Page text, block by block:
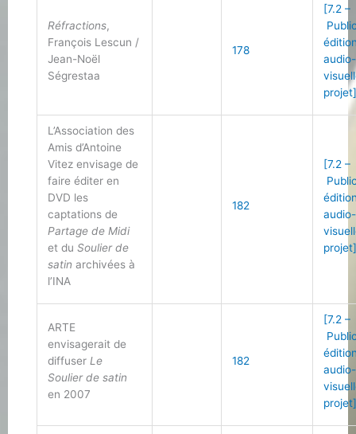
Réfractions,
François Lescun /
Jean-Noël
Ségrestaa
178
[7.2 –
audio-
L’Association des
Amis d’Antoine
Vitez envisage de
faire éditer en
DVD les
captations de
Partage de Midi
et duSoulier de
satin archivées à
l’INA
182
[7.2 –
audio-
ARTE
envisagerait de
diffuser Le
Soulier de satin
en 2007
182
[7.2 –
audio-